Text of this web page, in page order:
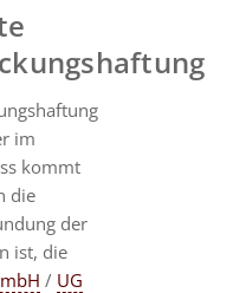
im
kommt
die
der
ist, die
/ UG